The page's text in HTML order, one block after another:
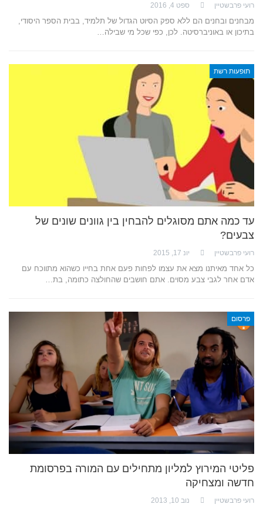
רועי פרבשטיין ספט 4, 2016
מבחנים ובחנים הם ללא ספק הסיוט הגדול של תלמיד, בבית הספר היסודי,
בתיכון או באוניברסיטה. לכן, כפי שכל מי שבילה…
תופעות רשת
עד כמה אתם מסוגלים להבחין בין גוונים שונים של
צבעים?
רועי פרבשטיין יונ 17, 2015
כל אחד מאיתנו מצא את עצמו לפחות פעם אחת בחייו כשהוא מתווכח עם
אדם אחר לגבי צבע מסוים. אתם חושבים שהחולצה כתומה, בת…
פרסום
פליטי המירוץ למליון מתחילים עם המורה בפרסומת
חדשה ומצחיקה
רועי פרבשטיין נוב 10, 2013